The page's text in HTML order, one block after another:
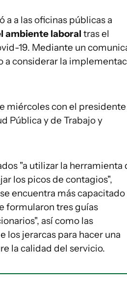
a a las oficinas públicas a
ambiente laboral tras el
19. Mediante un
a considerar la
miércoles con el
Pública y de Trabajo y
"a utilizar la herramienta
los picos de contagios",
encuentra más capacitado
formularon tres guías
así como las
los jerarcas para hacer una
la calidad del servicio.